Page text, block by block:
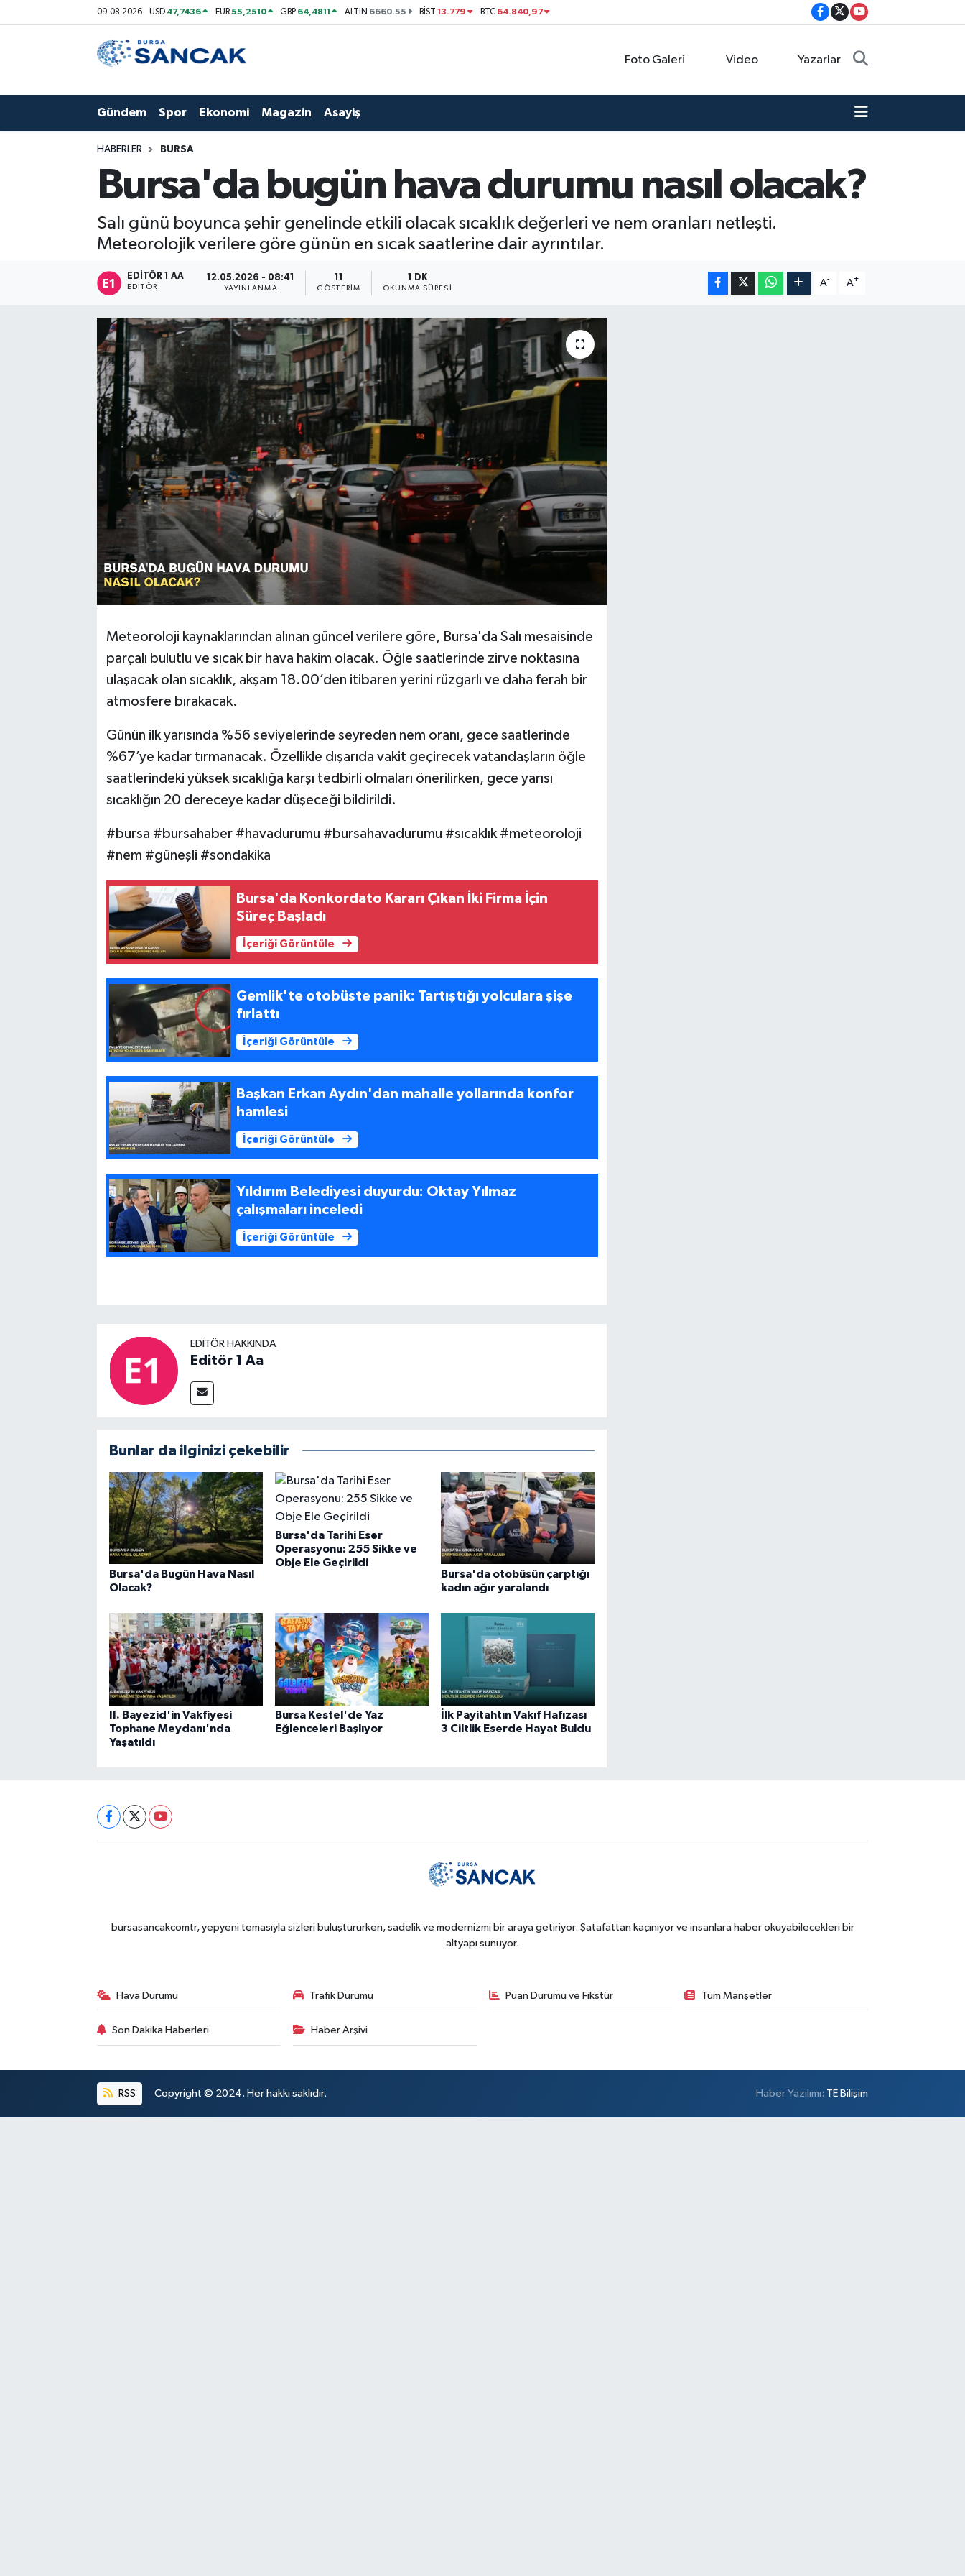
09-08-2026 USD 47,7436 EUR55,2510 GBP 64,4811 ALTIN 6660.55 BİST13.779 BTC 64.840,97
Foto Galeri Video Yazarlar
Gündem Spor Ekonomi Magazin Asayiş
HABERLER BURSA
Bursa'da bugün hava durumu nasıl olacak?
Salı günü boyunca şehir genelinde etkili olacak sıcaklık değerleri ve nem oranları netleşti.
Meteorolojik verilere göre günün en sıcak saatlerine dair ayrıntılar.
EDITÖR 1 AA
EDITÖR
12.05.2026 - 08:41
YAYINLANMA GÖSTERIM
1 DK
OKUNMA SÜRESI
A- A+
Meteoroloji kaynaklarından alınan güncel verilere göre, Bursa'da Salı mesaisinde
parçalı bulutlu ve sıcak bir hava hakim olacak. Öğle saatlerinde zirve noktasına
ulaşacak olan sıcaklık, akşam 18.00’den itibaren yerini rüzgarlı ve daha ferah bir
atmosfere bırakacak.
Günün ilk yarısında %56 seviyelerinde seyreden nem oranı, gece saatlerinde
%67’ye kadar tırmanacak. Özellikle dışarıda vakit geçirecek vatandaşların öğle
saatlerindeki yüksek sıcaklığa karşı tedbirli olmaları önerilirken, gece yarısı
sıcaklığın 20 dereceye kadar düşeceği bildirildi.
#bursa #bursahaber #havadurumu #bursahavadurumu #sıcaklık #meteoroloji
#nem #güneşli #sondakika
Bursa'da Konkordato Kararı Çıkan İki Firma İçin
Süreç Başladı
İçeriği Görüntüle
Gemlik'te otobüste panik: Tartıştığı yolculara şişe
fırlattı
İçeriği Görüntüle
Başkan Erkan Aydın'dan mahalle yollarında konfor
hamlesi
İçeriği Görüntüle
Yıldırım Belediyesi duyurdu: Oktay Yılmaz
çalışmaları inceledi
İçeriği Görüntüle
EDITÖR HAKKINDA
Editör 1 Aa
Bunlar da ilginizi çekebilir
Bursa'da Bugün Hava Nasıl
Olacak?
Bursa'da Tarihi Eser
Operasyonu: 255 Sikke ve
Obje Ele Geçirildi
Bursa'da otobüsün çarptığı
kadın ağır yaralandı
II. Bayezid'in Vakfiyesi
Tophane Meydanı'nda
Yaşatıldı
Bursa Kestel'de Yaz
Eğlenceleri Başlıyor
İlk Payitahtın Vakıf Hafızası
3 Ciltlik Eserde Hayat Buldu
bursasancakcomtr, yepyeni temasıyla sizleri buluştururken, sadelik ve modernizmi bir araya getiriyor. Şatafattan kaçınıyor ve insanlara haber okuyabilecekleri bir
altyapı sunuyor.
Hava Durumu Trafik Durumu Puan Durumu ve Fikstür Tüm Manşetler
Son Dakika Haberleri Haber Arşivi
RSS Copyright © 2024. Her hakkı saklıdır. Haber Yazılımı: TE Bilişim
Hava Durumu
Son Dakika Haberleri
Haber Arşivi